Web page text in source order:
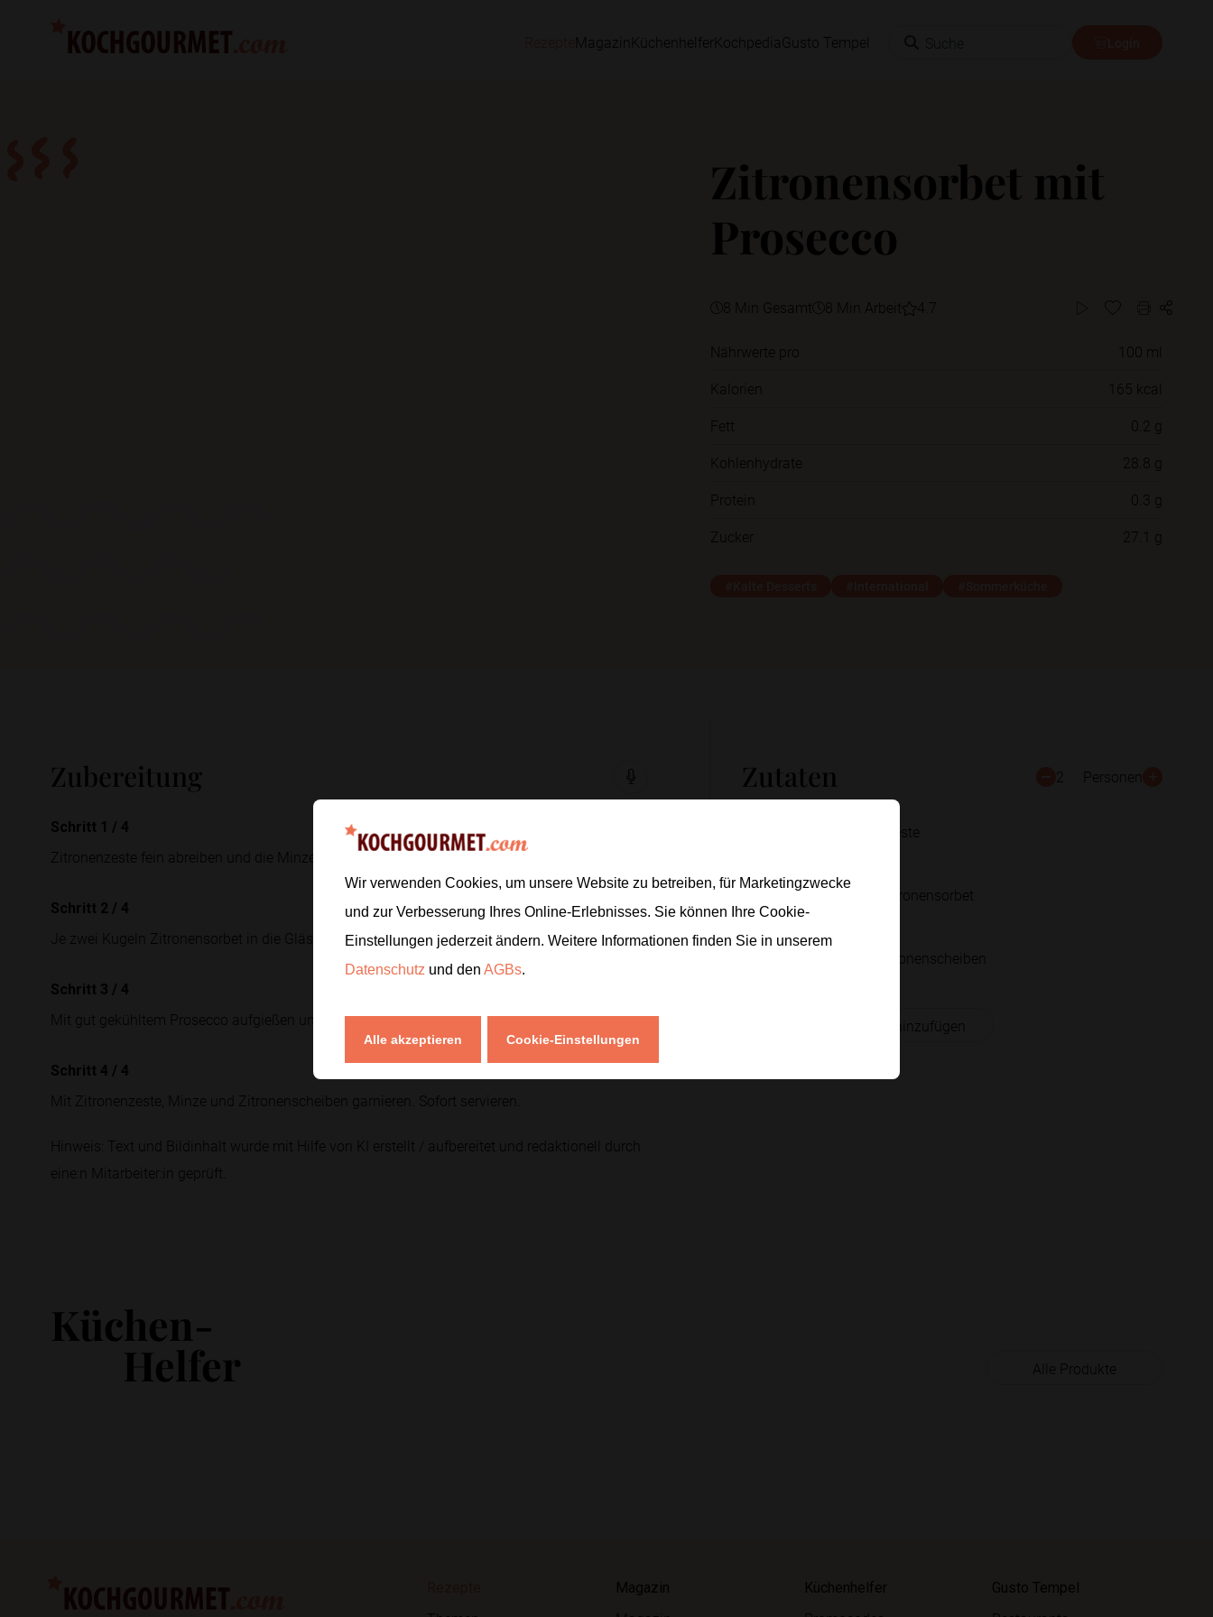
Magazin Küchenhelfer Kochpedia Gusto Tempel
Zitronensorbet mit
Prosecco
8 Min Gesamt 8 Min Arbeit 4.7
Nährwerte pro
100 ml
Kalorien
165 kcal
Fett
0.2 g
Kohlenhydrate
28.8 g
Protein
0.3 g
Zucker
27.1 g
Zutaten 2 Personen
Zitronenzeste
4
Kugeln Zitronensorbet
dünne Zitronenscheiben
Zur Einkaufsliste hinzufügen
Zubereitung
Schritt 1 / 4
Zitronenzeste fein abreiben und die Minze bereitlegen.
Schritt 2 / 4
Je zwei Kugeln Zitronensorbet in die Gläser geben.
Schritt 3 / 4
Mit gut gekühltem Prosecco aufgießen und kurz warten, bis sich feiner Schaum bildet.
Schritt 4 / 4
Mit Zitronenzeste, Minze und Zitronenscheiben garnieren. Sofort servieren.
Hinweis: Text und Bildinhalt wurde mit Hilfe von KI erstellt / aufbereitet und redaktionell durch
eine:n Mitarbeiter:in geprüft.
Küchen-
Helfer Alle Produkte
Magazin Küchenhelfer Gusto Tempel
Wir verwenden Cookies, um unsere Website zu betreiben, für Marketingzwecke
und zur Verbesserung Ihres Online-Erlebnisses. Sie können Ihre Cookie-
Einstellungen jederzeit ändern. Weitere Informationen finden Sie in unserem
Datenschutz und den AGBs.
Alle akzeptieren Cookie-Einstellungen